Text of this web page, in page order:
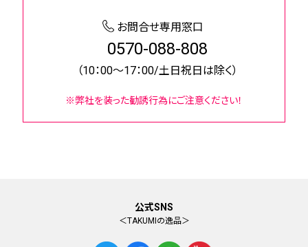
お問合せ専用窓口
0570-088-808
（10：00～17：00/土日祝日は除く）
※弊社を装った勧誘行為にご注意ください！
公式SNS
＜TAKUMIの逸品＞